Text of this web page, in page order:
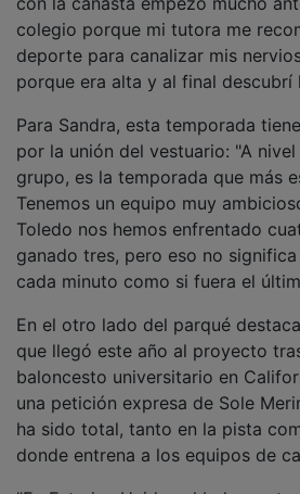
colegio porque mi tutora me
deporte para canalizar mis
porque era alta y al final descubrí
por la unión del vestuario: "A
grupo, es la temporada que más
Tenemos un equipo muy
Toledo nos hemos enfrentado
ganado tres, pero eso no significa
cada minuto como si fuera el
que llegó este año al proyecto
baloncesto universitario en
una petición expresa de Sole
ha sido total, tanto en la pista
donde entrena a los equipos de